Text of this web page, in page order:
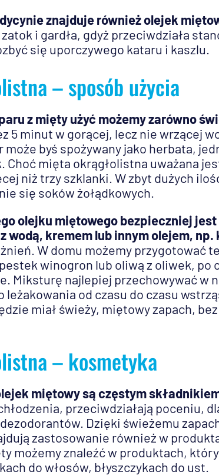
znajduje również olejek
i gardła, gdyż przeciwdziała
się uporczywego kataru i kaszlu.
– sposób użycia
z mięty użyć możemy zarówno
5 minut w gorącej, lecz nie wrzącej
byś spożywany jako herbata,
Choć mięta okrągłolistna uważana
niż trzy szklanki. W zbyt dużych
się soków żołądkowych.
olejku miętowego bezpieczniej
wodą, kremem lub innym olejem, np.
W domu możemy przygotować
winogron lub oliwą z oliwek, po
Miksturę najlepiej przechowywać w
od czasu do czasu
miał świeży, miętowy zapach,
– kosmetyka
miętowy są częstym
przeciwdziałają poceniu,
Dzięki świeżemu
zastosowanie również w
możemy znaleźć w produktach,
do włosów, błyszczykach do ust.